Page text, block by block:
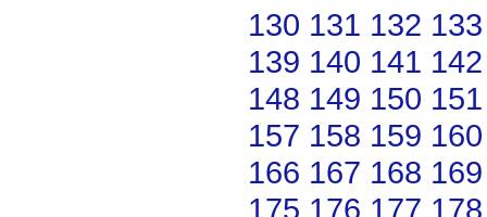
130 131 132 133
139 140 141 142
148 149 150 151
157 158 159 160
166 167 168 169
175 176 177 178